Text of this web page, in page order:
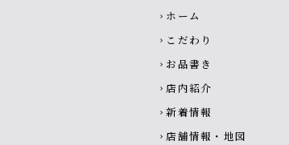
Footer navigation
chevron_right ホーム
chevron_right こだわり
chevron_right お品書き
chevron_right 店内紹介
chevron_right 新着情報
chevron_right 店舗情報・地図